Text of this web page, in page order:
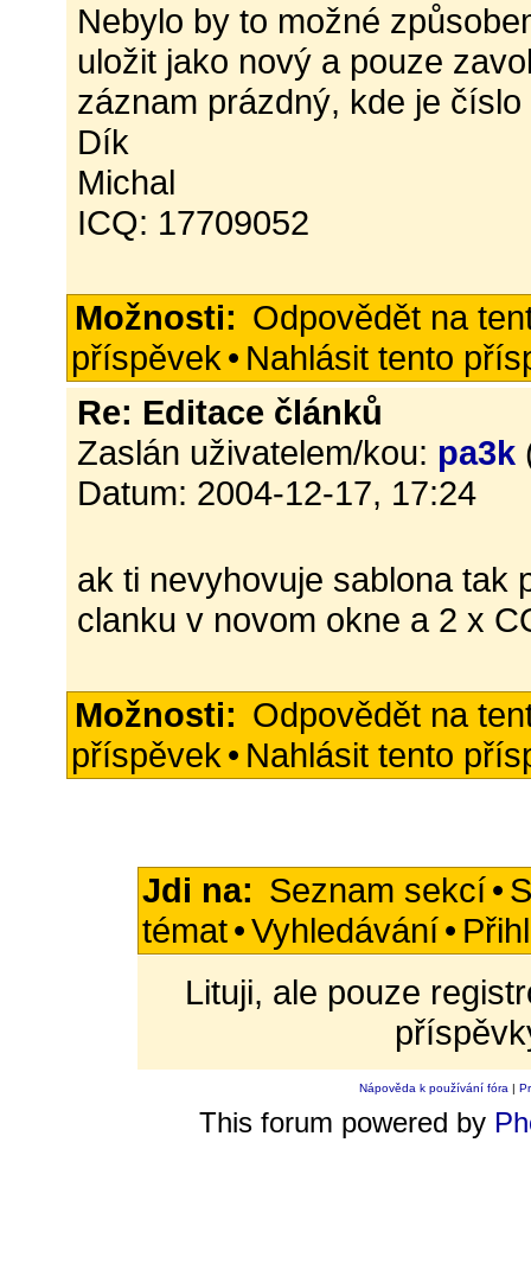
Nebylo by to možné
uložit jako nový a pouze
záznam prázdný, kde je
Dík
Michal
ICQ: 17709052
Možnosti: Odpovědět na
příspěvek • Nahlásit tento
Re: Editace článků
Zaslán uživatelem/kou: pa3k
Datum: 2004-12-17, 17:24
ak ti nevyhovuje sablona tak
clanku v novom okne a 2 x
Možnosti: Odpovědět na
příspěvek • Nahlásit tento
Jdi na: Seznam sekcí•
témat•Vyhledávání•
Lituji, ale pouze
Nápověda k používání fóra |
This forum powered by